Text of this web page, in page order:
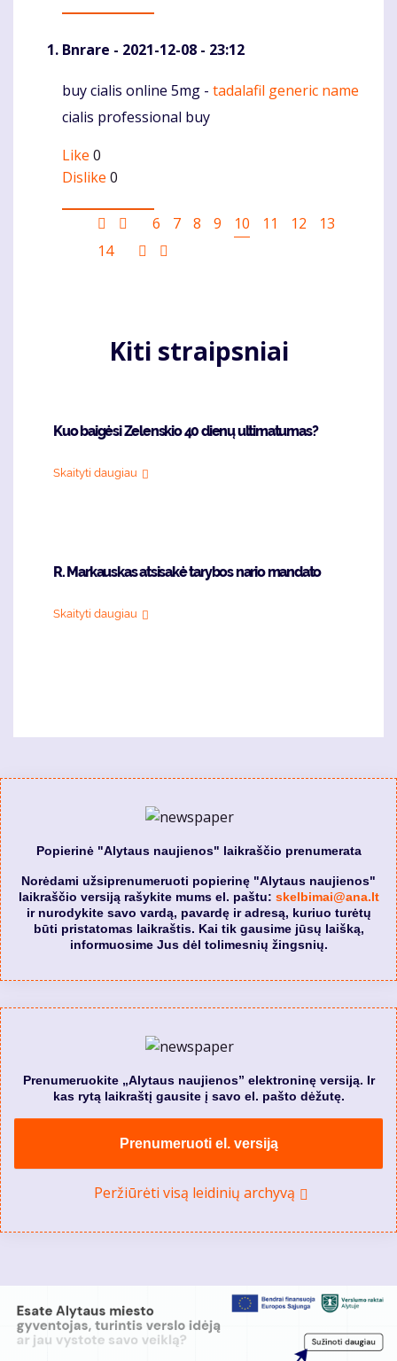
Bnrare - 2021-12-08 - 23:12
Komentaras
buy cialis online 5mg - tadalafil generic name
cialis professional buy
Like 0
Dislike 0
Pagination
First
page
Ankstesnis
puslapis
Puslapis
6 Puslapis
7 Puslapis
8 Puslapis
9
Current
10 Puslapis
11 Puslapis
12 Puslapis
13
Puslapis
14
Sekantis
Kiti straipsniai
Kuo baigėsi Zelenskio 40 dienų ultimatumas?
Skaityti daugiau
R. Markauskas atsisakė tarybos nario mandato
Skaityti daugiau
Popierinė "Alytaus naujienos" laikraščio prenumerata
Norėdami užsiprenumeruoti popierinę "Alytaus naujienos"
laikraščio versiją rašykite mums el. paštu: skelbimai@ana.lt
ir nurodykite savo vardą, pavardę ir adresą, kuriuo turėtų
būti pristatomas laikraštis. Kai tik gausime jūsų laišką,
informuosime Jus dėl tolimesnių žingsnių.
Prenumeruokite „Alytaus naujienos” elektroninę versiją. Ir
kas rytą laikraštį gausite į savo el. pašto dėžutę.
Prenumeruoti el. versiją
Peržiūrėti visą leidinių archyvą